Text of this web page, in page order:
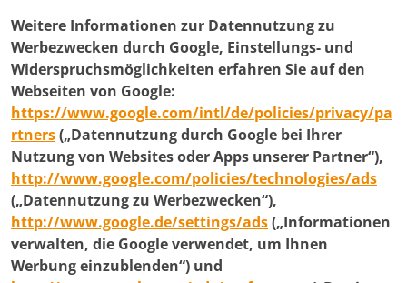
Weitere Informationen zur Datennutzung zu
Werbezwecken durch Google, Einstellungs- und
Widerspruchsmöglichkeiten erfahren Sie auf den
Webseiten von Google:
https://www.google.com/intl/de/policies/privacy/pa
rtners(„Datennutzung durch Google bei Ihrer
Nutzung von Websites oder Apps unserer Partner“),
http://www.google.com/policies/technologies/ads
(„Datennutzung zu Werbezwecken“),
http://www.google.de/settings/ads(„Informationen
verwalten, die Google verwendet, um Ihnen
Werbung einzublenden“) und